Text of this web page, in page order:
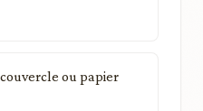
ou papier